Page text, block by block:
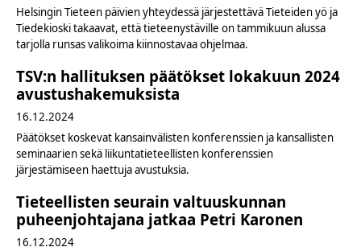
Helsingin Tieteen päivien yhteydessä järjestettävä Tieteiden yö ja
Tiedekioski takaavat, että tieteenystäville on tammikuun alussa
tarjolla runsas valikoima kiinnostavaa ohjelmaa.
TSV:n hallituksen päätökset lokakuun 2024
avustushakemuksista
16.12.2024
Päätökset koskevat kansainvälisten konferenssien ja kansallisten
seminaarien sekä liikuntatieteellisten konferenssien
järjestämiseen haettuja avustuksia.
Tieteellisten seurain valtuuskunnan
puheenjohtajana jatkaa Petri Karonen
16.12.2024